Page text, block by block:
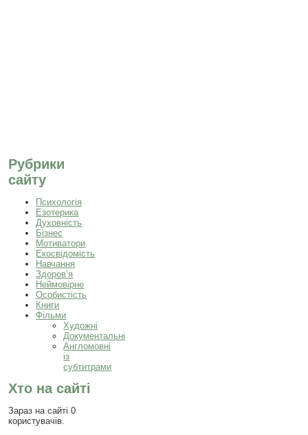
Рубрики
сайту
Психологія
Езотерика
Духовність
Бізнес
Мотиватори
Екосвідомість
Навчання
Здоров’я
Неймовірне
Особистість
Книги
Фільми
Художні
Документальні
Англомовні
із
субтитрами
Хто на сайті
Зараз на сайті 0
користувачів.